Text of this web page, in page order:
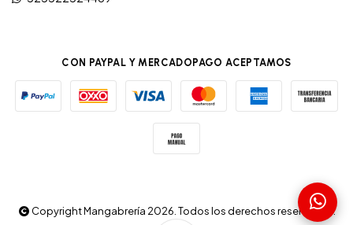
CON PAYPAL Y MERCADOPAGO ACEPTAMOS
Copyright Mangabrería 2026. Todos los derechos reservados.